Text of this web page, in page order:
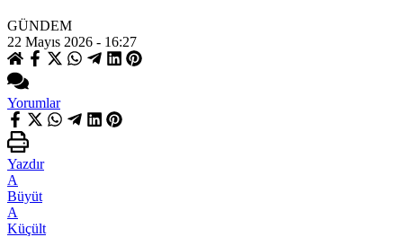
GÜNDEM
22 Mayıs 2026 - 16:27
Yorumlar
Yazdır
A
Büyüt
A
Küçült